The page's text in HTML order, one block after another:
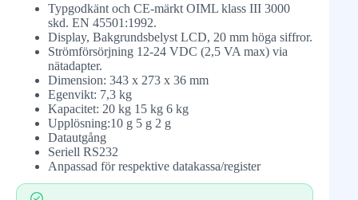
Typgodkänt och CE-märkt OIML klass III 3000
skd. EN 45501:1992.
Display, Bakgrundsbelyst LCD, 20 mm höga siffror.
Strömförsörjning 12-24 VDC (2,5 VA max) via
nätadapter.
Dimension: 343 x 273 x 36 mm
Egenvikt: 7,3 kg
Kapacitet: 20 kg 15 kg 6 kg
Upplösning:10 g 5 g 2 g
Datautgång
Seriell RS232
Anpassad för respektive datakassa/register